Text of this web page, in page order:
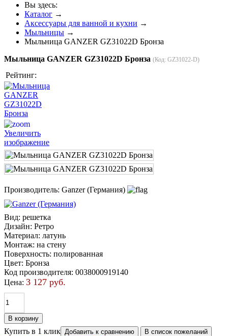
Вы здесь:
Каталог →
Аксессуары для ванной и кухни →
Мыльницы →
Мыльница GANZER GZ31022D Бронза
Мыльница GANZER GZ31022D Бронза (Код: GZ31022-D)
Рейтинг:
Увеличить
изображение
Производитель: Ganzer (Германия)
Вид: решетка
Дизайн: Ретро
Материал: латунь
Монтаж: на стену
Поверхность: полированная
Цвет: Бронза
Код производителя: 0038000919140
Цена: 3 127 руб.
Купить в 1 клик